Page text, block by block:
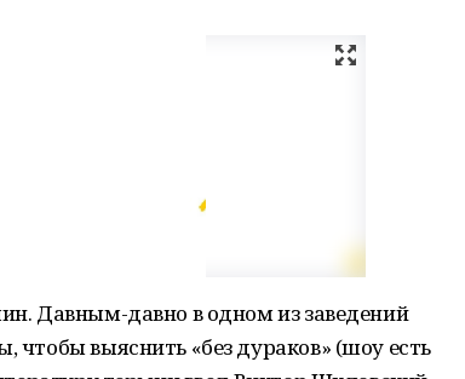
Давным-давно в одном из заведений
чтобы выяснить «без дураков» (шоу есть